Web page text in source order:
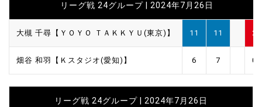
リーグ戦 24グループ | 2024年7月26日
大槻 千尋【ＹＯＹＯ ＴＡＫＫＹＵ(東京)】 11 11 2
畑谷 和羽【Ｋスタジオ(愛知)】 6 7 0
リーグ戦 24グループ | 2024年7月26日